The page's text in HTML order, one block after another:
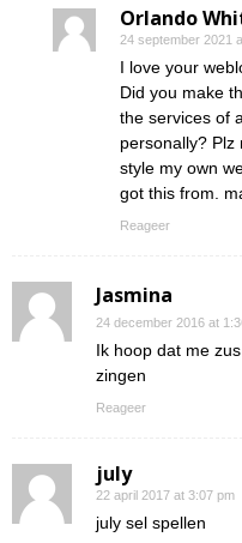
Orlando
24 september 2021
I love your
Did you make
the services of
personally? Plz
style my own
got this from.
Reageer
Jasmina
24 december 2016 at
Ik hoop dat me
zingen
Reageer
july
22 april 2017 at 3:07 pm
july sel spellen